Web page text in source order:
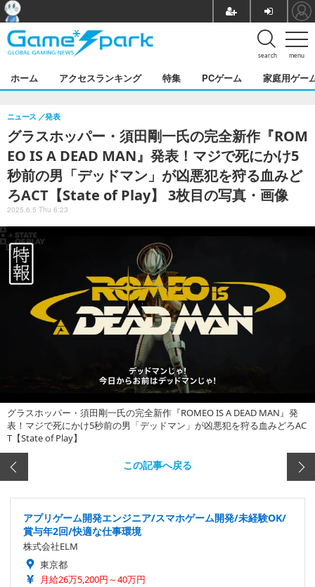
menu
search
ホーム アクセスランキング 特集 PCゲーム 家庭用ゲー
グラスホッパー・須田剛一氏の完全新作『ROM
EO IS A DEAD MAN』発表！マジで死にかけ5
秒前の男「デッドマン」が凶悪犯を狩る血みど
ろACT【State of Play】 3枚目の写真・画像
ニュース 発表
2025.6.5 Thu 6:23
グラスホッパー・須田剛一氏の完全新作『ROMEO IS A DEAD MAN』発
表！マジで死にかけ5秒前の男「デッドマン」が凶悪犯を狩る血みどろAC
T【State of Play】
この記事へ戻る
アプリゲーム開発エンジニア/スマホゲーム開発/未経験OK/
賞与年2回/快適な仕事環境
株式会社ELM
東京都
月給26万5,200円～40万円